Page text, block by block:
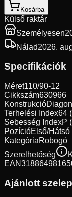
Kosárba
Külső raktár
Személyesen
Nálad2026.
Specifikációk
Méret110/90-12
Cikkszám630966
Konstrukció
Terhelési Index64
Sebesség IndexP
PozícióElső/Hátsó
KategóriaRobogó
Szerelhetőség
EAN
Ajánlott